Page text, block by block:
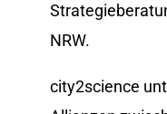
NRW.
city2science